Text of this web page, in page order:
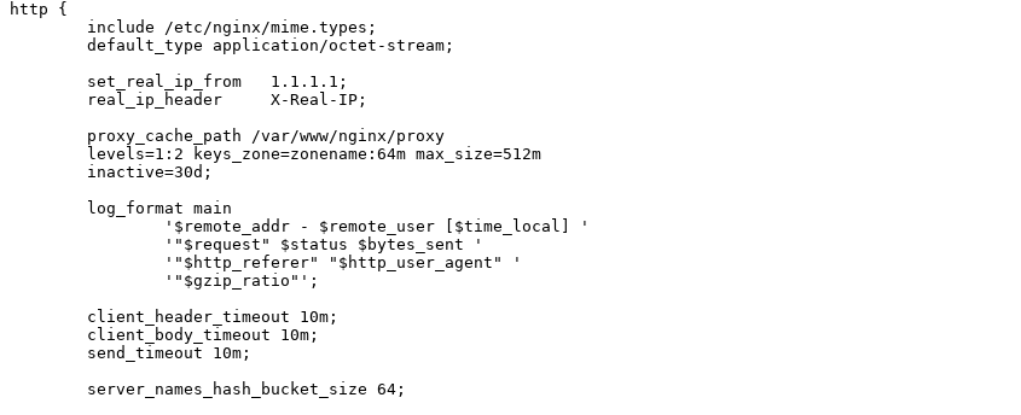
http {
        include /etc/nginx/mime.types;
        default_type application/octet-stream;
        set_real_ip_from   1.1.1.1;
        real_ip_header     X-Real-IP;
        proxy_cache_path /var/www/nginx/proxy
        levels=1:2 keys_zone=zonename:64m max_size=512m
        inactive=30d;
        log_format main
                '$remote_addr - $remote_user [$time_local] '
                '"$request" $status $bytes_sent '
                '"$http_referer" "$http_user_agent" '
                '"$gzip_ratio"';
        client_header_timeout 10m;
        client_body_timeout 10m;
        send_timeout 10m;
        server_names_hash_bucket_size 64;